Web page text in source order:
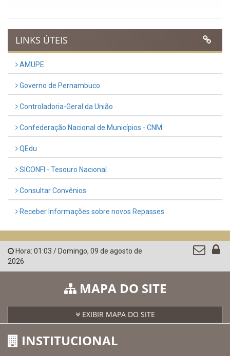
LINKS ÚTEIS
AMUPE
Governo de Pernambuco
Controladoria-Geral da União
Confederação Nacional de Municípios - CNM
QEdu
SICONFI - Tesouro Nacional
Consultar Convênios
Receber Informações sobre novos Repasses
Hora: 01:03 / Domingo, 09 de agosto de
2026
MAPA DO SITE
EXIBIR MAPA DO SITE
INSTITUCIONAL